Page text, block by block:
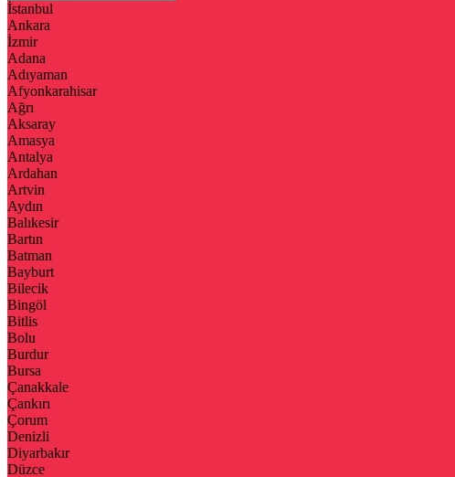
İstanbul
Ankara
İzmir
Adana
Adıyaman
Afyonkarahisar
Ağrı
Aksaray
Amasya
Antalya
Ardahan
Artvin
Aydın
Balıkesir
Bartın
Batman
Bayburt
Bilecik
Bingöl
Bitlis
Bolu
Burdur
Bursa
Çanakkale
Çankırı
Çorum
Denizli
Diyarbakır
Düzce